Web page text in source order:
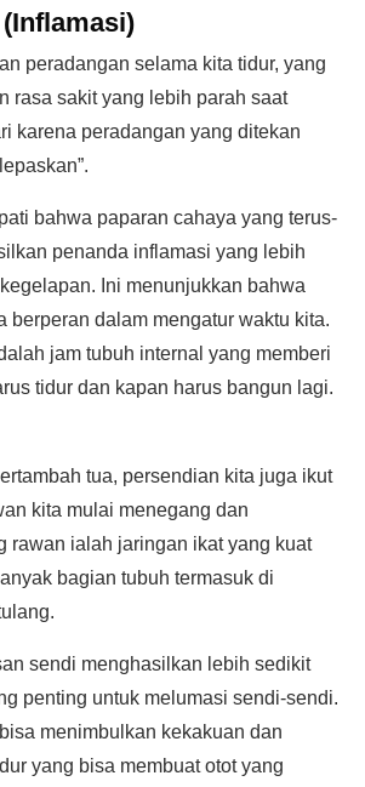
peradangan selama kita tidur, yang
rasa sakit yang lebih parah saat
karena peradangan yang ditekan
bahwa paparan cahaya yang terus-
penanda inflamasi yang lebih
Ini menunjukkan bahwa
berperan dalam mengatur waktu kita.
jam tubuh internal yang memberi
tidur dan kapan harus bangun lagi.
tua, persendian kita juga ikut
kita mulai menegang dan
rawan ialah jaringan ikat yang kuat
bagian tubuh termasuk di
sendi menghasilkan lebih sedikit
penting untuk melumasi sendi-sendi.
menimbulkan kekakuan dan
yang bisa membuat otot yang